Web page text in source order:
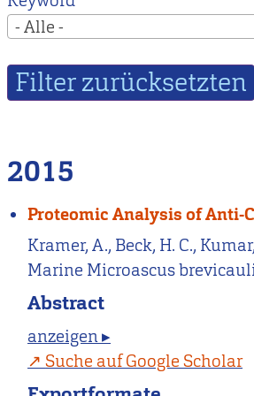
- Alle -
2015
Proteomic Analysis of Anti-
Kramer, A., Beck, H. C.,
Marine Microascus
Abstract
anzeigen ▸
Suche auf Google Scholar